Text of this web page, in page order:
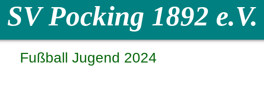
SV Pocking 1892 e.V.
Fußball Jugend 2024